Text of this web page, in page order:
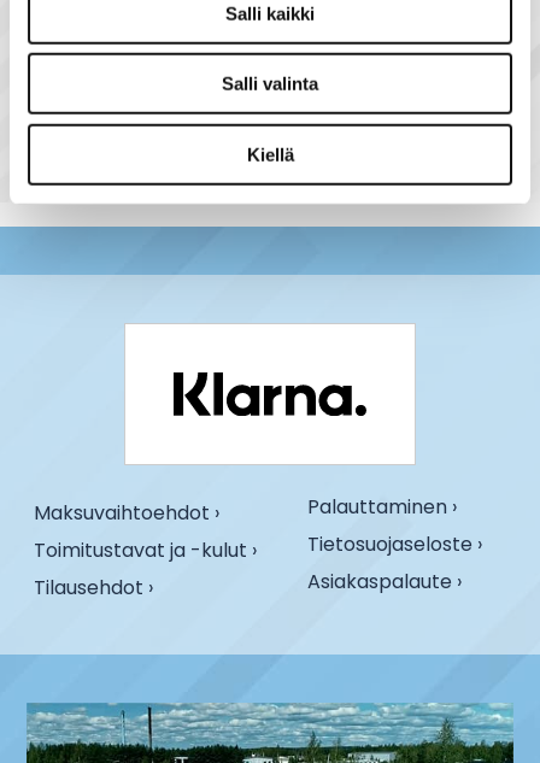
Salli kaikki
Salli valinta
Kiellä
Maksuvaihtoehdot ›
Toimitustavat ja -kulut ›
Tilausehdot ›
Palauttaminen ›
Tietosuojaseloste ›
Asiakaspalaute ›